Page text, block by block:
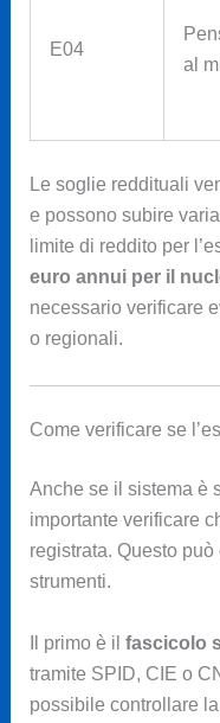
E04
al
Le soglie reddituali
e possono subire
limite di reddito per
euro annui per il
necessario verificare
o regionali.
Come verificare se
Anche se il sistema è
importante verificare
registrata. Questo
strumenti.
Il primo è il fascicolo
tramite SPID, CIE o
possibile controllare